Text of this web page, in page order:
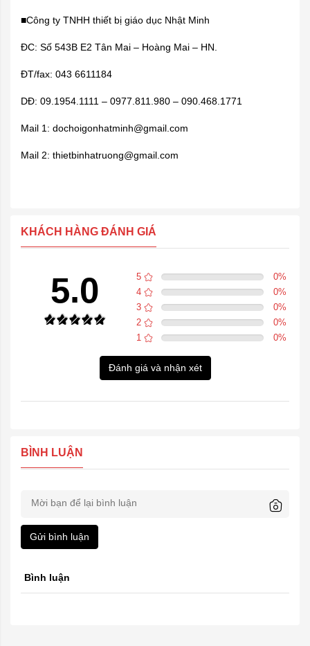
■Công ty TNHH thiết bị giáo dục Nhật Minh
ĐC: Số 543B E2 Tân Mai – Hoàng Mai – HN.
ĐT/fax: 043 6611184
DĐ: 09.1954.1111 – 0977.811.980 – 090.468.1771
Mail 1: dochoigonhatminh@gmail.com
Mail 2: thietbinhatruong@gmail.com
KHÁCH HÀNG ĐÁNH GIÁ
5.0 5 0%
4
0%
3
0%
2
0%
1
0%
Đánh giá và nhận xét
BÌNH LUẬN
Gửi bình luận
Bình luận